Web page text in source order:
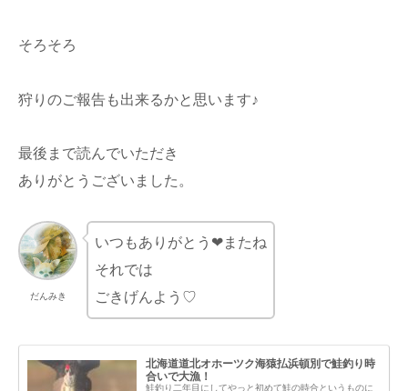
そろそろ
狩りのご報告も出来るかと思います♪
最後まで読んでいただき
ありがとうございました。
だんみき
いつもありがとう❤またね
それでは
ごきげんよう♡
北海道道北オホーツク海猿払浜頓別で鮭釣り時
合いで大漁！
鮭釣り二年目にしてやっと初めて鮭の時合というものに